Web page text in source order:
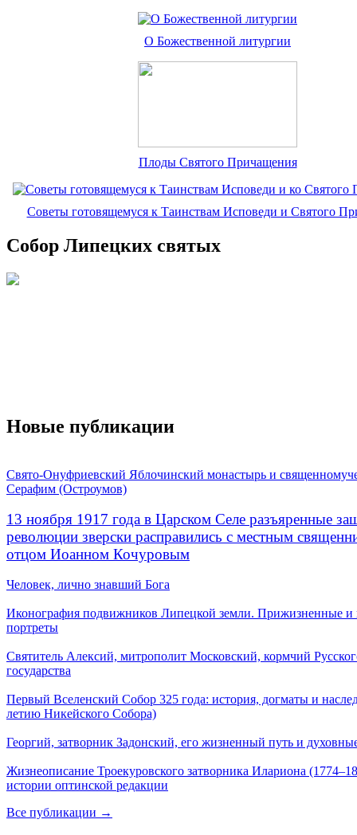
О Божественной литургии
Плоды Святого Причащения
Советы готовящемуся к Таинствам Исповеди и Святого
Собор Липецких святых
Новые публикации
Свято-Онуфриевский Яблочинский монастырь и
Серафим (Остроумов)
13 ноября 1917 года в Царском Селе разъяренные
революции зверски расправились с местным
отцом Иоанном Кочуровым
Человек, лично знавший Бога
Иконография подвижников Липецкой земли. Прижизненные и
портреты
Святитель Алексий, митрополит Московский, кормчий
государства
Первый Вселенский Собор 325 года: история, догматы и
летию Никейского Собора)
Георгий, затворник Задонский, его жизненный путь и
Жизнеописание Троекуровского затворника Илариона
истории оптинской редакции
Все публикации →